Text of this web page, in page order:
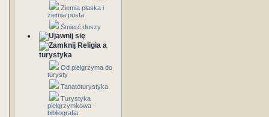
Ziemia płaska i
ziemia pusta
Śmierć duszy
Religia a
turystyka
Od pielgrzyma do
turysty
Tanatoturystyka
Turystyka
pielgrzymkowa -
bibliografia